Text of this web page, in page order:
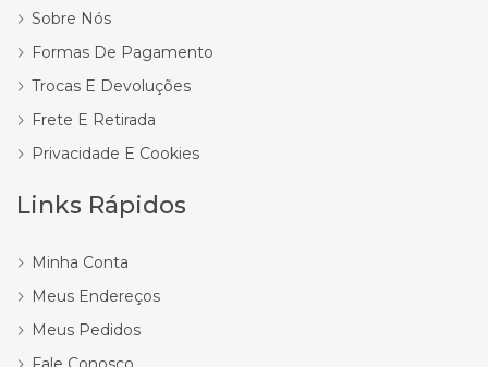
Sobre Nós
Formas De Pagamento
Trocas E Devoluções
Frete E Retirada
Privacidade E Cookies
Links Rápidos
Minha Conta
Meus Endereços
Meus Pedidos